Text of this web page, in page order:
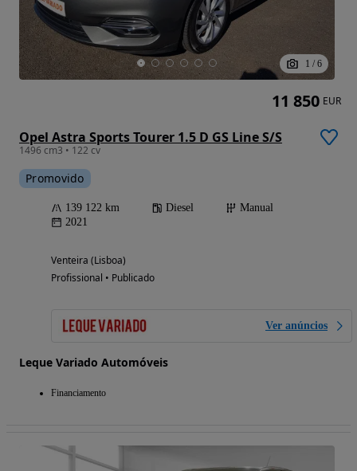
1 / 6
Opel Astra Sports Tourer 1.5 D GS Line S/S
1496 cm3 • 122 cv
Promovido
139 122 km Diesel
Manual
2021
Venteira (Lisboa)
Profissional • Publicado
Ver anúncios
Leque Variado Automóveis
Financiamento
11 850 EUR